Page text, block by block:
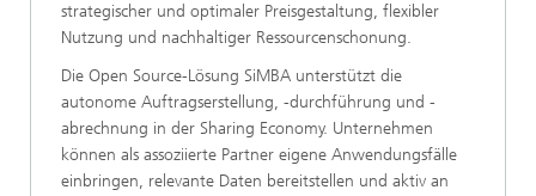
strategischer und optimaler Preisgestaltung, flexibler
Nutzung und nachhaltiger Ressourcenschonung.
Die Open Source-Lösung SiMBA unterstützt die
autonome Auftragserstellung, -durchführung und -
abrechnung in der Sharing Economy. Unternehmen
können als assoziierte Partner eigene Anwendungsfälle
einbringen, relevante Daten bereitstellen und aktiv an